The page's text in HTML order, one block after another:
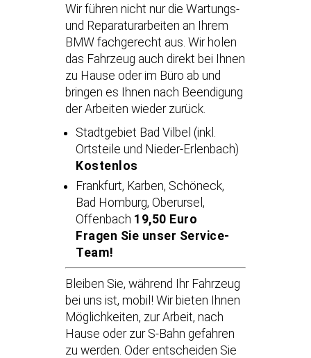
Wir führen nicht nur die Wartungs-
und Reparaturarbeiten an Ihrem
BMW fachgerecht aus. Wir holen
das Fahrzeug auch direkt bei Ihnen
zu Hause oder im Büro ab und
bringen es Ihnen nach Beendigung
der Arbeiten wieder zurück.
Stadtgebiet Bad Vilbel (inkl.
Ortsteile und Nieder-Erlenbach)
Kostenlos
Frankfurt, Karben, Schöneck,
Bad Homburg, Oberursel,
Offenbach 19,50 Euro
Fragen Sie unser Service-
Team!
Bleiben Sie, während Ihr Fahrzeug
bei uns ist, mobil! Wir bieten Ihnen
Möglichkeiten, zur Arbeit, nach
Hause oder zur S-Bahn gefahren
zu werden. Oder entscheiden Sie